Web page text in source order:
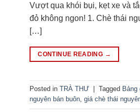
Vượt qua khói bụi, kẹt xe và
đỏ không ngon! 1. Chè thái
[…]
CONTINUE READING →
Posted in TRÀ THƯ Tagged Bảng
nguyên bán buôn, giá chè thái